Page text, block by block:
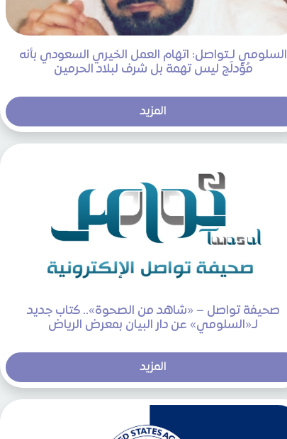
السلومي لـتواصل: اتهام العمل الخيري السعودي بأنه
مُؤدلَج ليس تهمة بل شرف لبلاد الحرمين
المزيد
صحيفة تواصل – «شاهد من الصحوة».. كتاب جديد
لـ«السلومي» عن دار البيان بمعرض الرياض
المزيد